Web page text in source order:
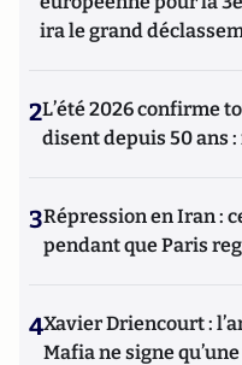
ira le grand
2L’été 2026 confirme
disent depuis 50 ans
3Répression en Iran :
pendant que Paris
4Xavier Driencourt :
Mafia ne signe